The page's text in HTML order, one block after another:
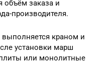
объём заказа и
производителя.
краном и
установки марш
или монолитные